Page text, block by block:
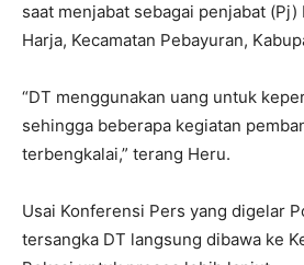
saat menjabat sebagai penjabat (Pj)
Harja, Kecamatan Pebayuran,
“DT menggunakan uang untuk
sehingga beberapa kegiatan
terbengkalai,” terang Heru.
Usai Konferensi Pers yang digelar
tersangka DT langsung dibawa ke